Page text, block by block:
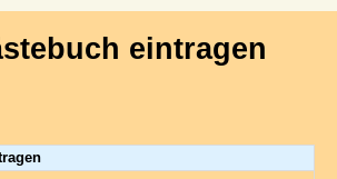
eintragen